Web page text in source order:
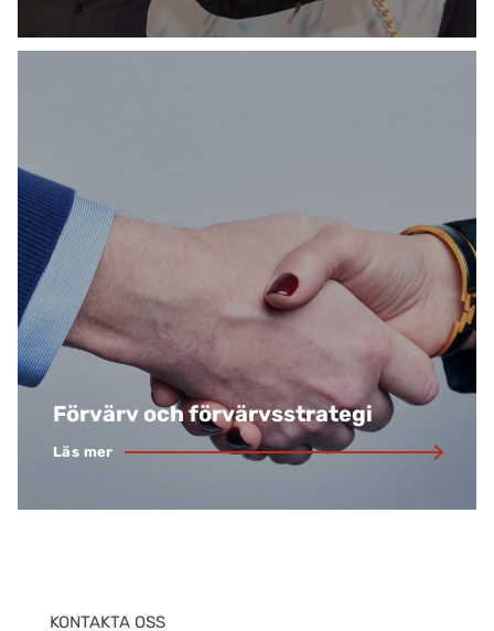
Förvärv och förvärvsstrategi
Läs mer
KONTAKTA OSS